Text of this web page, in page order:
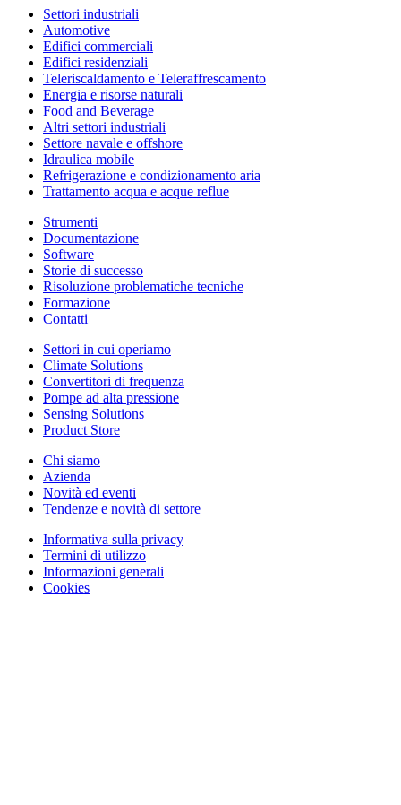
Settori industriali
Automotive
Edifici commerciali
Edifici residenziali
Teleriscaldamento e Teleraffrescamento
Energia e risorse naturali
Food and Beverage
Altri settori industriali
Settore navale e offshore
Idraulica mobile
Refrigerazione e condizionamento aria
Trattamento acqua e acque reflue
Strumenti
Documentazione
Software
Storie di successo
Risoluzione problematiche tecniche
Formazione
Contatti
Settori in cui operiamo
Climate Solutions
Convertitori di frequenza
Pompe ad alta pressione
Sensing Solutions
Product Store
Chi siamo
Azienda
Novità ed eventi
Tendenze e novità di settore
Informativa sulla privacy
Termini di utilizzo
Informazioni generali
Cookies